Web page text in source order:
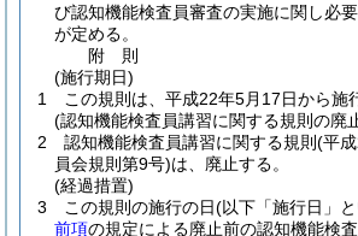
び認知機能検査員審査の実施に関し必
が定める。
附 則
(施行期日)
1
この規則は、平成22年5月17日から施
(認知機能検査員講習に関する規則の廃
2
認知機能検査員講習に関する規則 (平
員会規則第9号)は、廃止する。
(経過措置)
3
この規則の施行の日(以下「施行日」
前項の規定による廃止前の認知機能検